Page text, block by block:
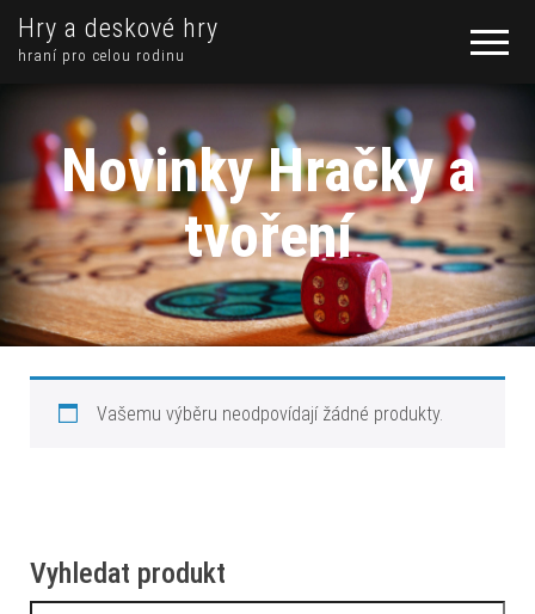
Hry a deskové hry
hraní pro celou rodinu
Novinky Hračky a
tvoření
Vašemu výběru neodpovídají žádné produkty.
Vyhledat produkt